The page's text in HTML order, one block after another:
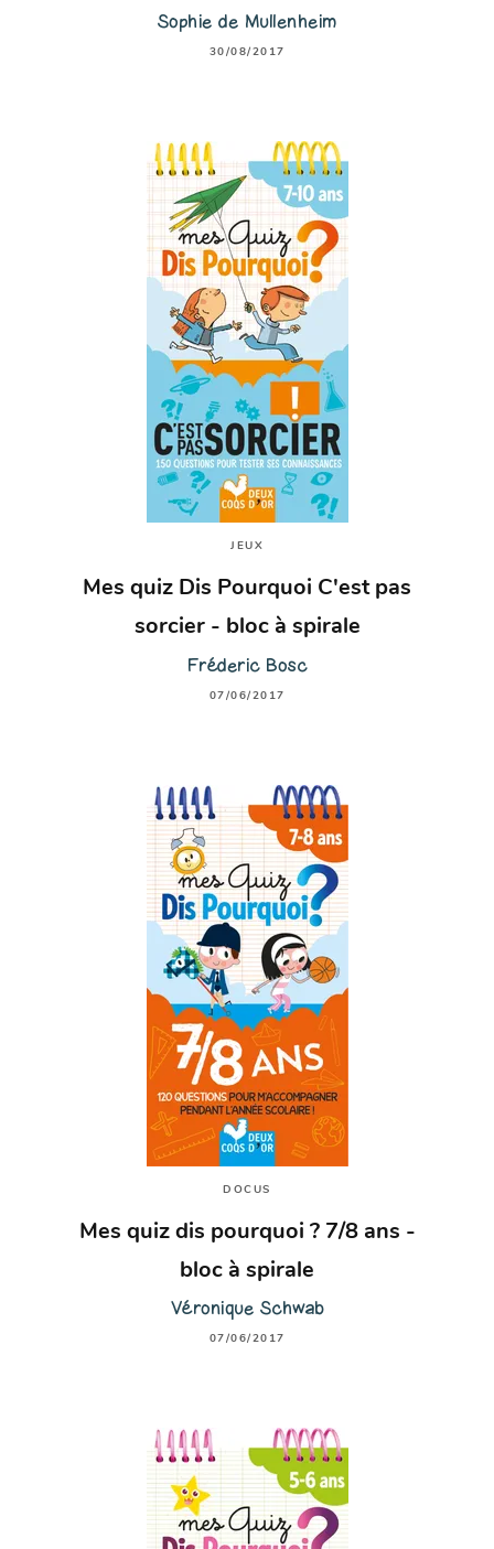
Sophie de Mullenheim
30/08/2017
JEUX
Mes quiz Dis Pourquoi C'est pas
sorcier - bloc à spirale
Fréderic Bosc
07/06/2017
DOCUS
Mes quiz dis pourquoi ? 7/8 ans -
bloc à spirale
Véronique Schwab
07/06/2017